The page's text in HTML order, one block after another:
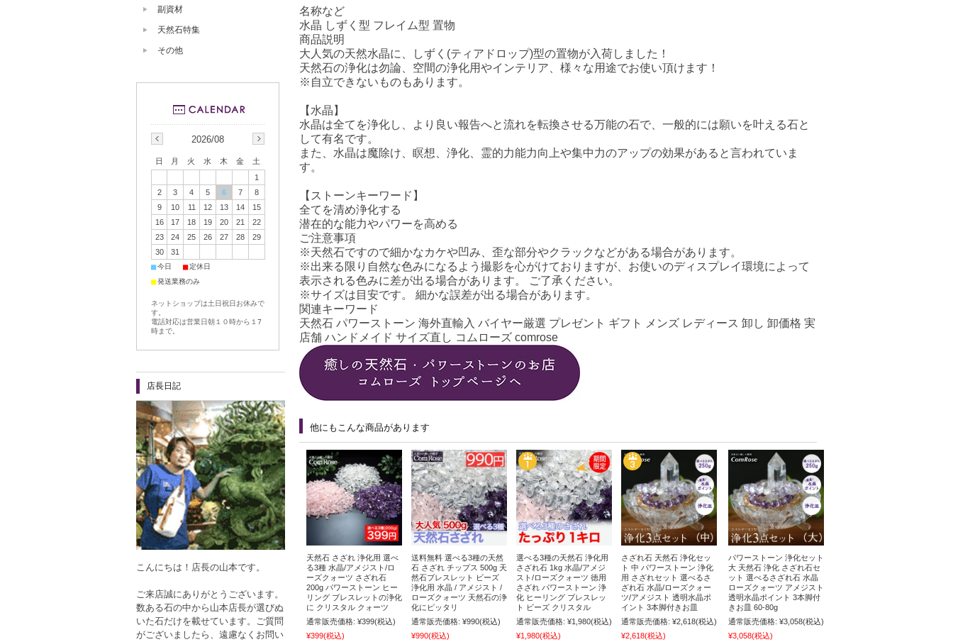
名称など
水晶 しずく型 フレイム型 置物
商品説明
大人気の天然水晶に、しずく(ティアドロップ)型の置物が入荷しました！
天然石の浄化は勿論、空間の浄化用やインテリア、様々な用途でお使い頂けます！
※自立できないものもあります。
【水晶】
水晶は全てを浄化し、より良い報告へと流れを転換させる万能の石で、一般的には願いを叶える石と
して有名です。
また、水晶は魔除け、瞑想、浄化、霊的力能力向上や集中力のアップの効果があると言われていま
す。
【ストーンキーワード】
全てを清め浄化する
潜在的な能力やパワーを高める
ご注意事項
※天然石ですので細かなカケや凹み、歪な部分やクラックなどがある場合があります。
※出来る限り自然な色みになるよう撮影を心がけておりますが、お使いのディスプレイ環境によって
表示される色みに差が出る場合があります。 ご了承ください。
※サイズは目安です。 細かな誤差が出る場合があります。
関連キーワード
天然石 パワーストーン 海外直輸入 バイヤー厳選 プレゼント ギフト メンズ レディース 卸し 卸価格 実
店舗 ハンドメイド サイズ直し コムローズ comrose
他にもこんな商品があります
天然石 さざれ 浄化用 選べ
る3種 水晶/アメジスト/ロ
ーズクォーツ さざれ石
200g パワーストーン ヒー
リング ブレスレットの浄化
に クリスタル クォーツ
通常販売価格: ¥399(税込)
¥399(税込)
送料無料 選べる3種の天然
石 さざれ チップス 500g 天
然石ブレスレット ビーズ
浄化用 水晶 / アメジスト /
ローズクォーツ 天然石の浄
化にピッタリ
通常販売価格: ¥990(税込)
¥990(税込)
選べる3種の天然石 浄化用
さざれ石 1kg 水晶/アメジ
スト/ローズクォーツ 徳用
さざれ パワーストーン 浄
化 ヒーリング ブレスレッ
ト ビーズ クリスタル
通常販売価格: ¥1,980(税込)
¥1,980(税込)
さざれ石 天然石 浄化セッ
ト 中 パワーストーン 浄化
用 さざれセット 選べるさ
ざれ石 水晶/ローズクォー
ツ/アメジスト 透明水晶ポ
イント 3本脚付きお皿
通常販売価格: ¥2,618(税込)
¥2,618(税込)
パワーストーン 浄化セット
大 天然石 浄化 さざれ石セ
ット 選べるさざれ石 水晶
ローズクォーツ アメジスト
透明水晶ポイント 3本脚付
きお皿 60-80g
通常販売価格: ¥3,058(税込)
¥3,058(税込)
副資材
天然石特集
その他
2026/08
日 月 火 水 木 金
土
1
2
3 4 5 6 7
8
9
10 11 12 13 14
15
16
17 18 19 20 21
22
23
24 25 26 27 28
29
30
31
■今日 ■定休日
■発送業務のみ
ネットショップは土日祝日お休みで
す。
電話対応は営業日朝１０時から１7
時まで。
店長日記
こんにちは！店長の山本です。
ご来店誠にありがとうございます。
数ある石の中から山本店長が選びぬ
いた石だけを載せています。ご質問
がございましたら、遠慮なくお問い